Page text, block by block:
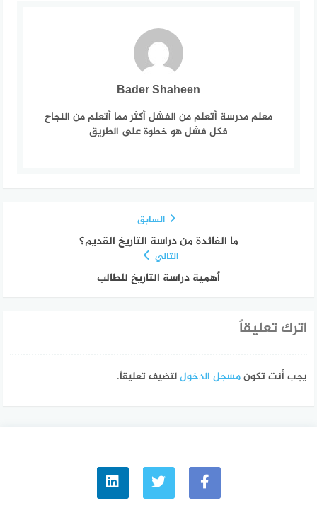
Bader Shaheen
معلم مدرسة أتعلم من الفشل أكثر مما أتعلم من النجاح
فكل فشل هو خطوة على الطريق
السابق
ما الفائدة من دراسة التاريخ القديم؟
التالي
أهمية دراسة التاريخ للطالب
اترك تعليقاً
يجب أنت تكونمسجل الدخوللتضيف تعليقاً.